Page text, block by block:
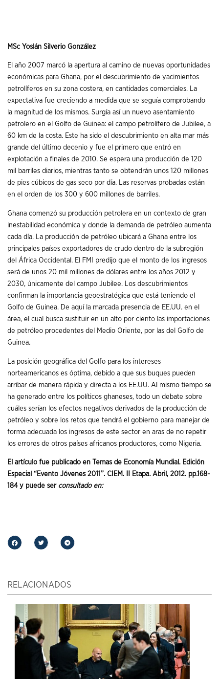
MSc Yoslán Silverio González
El año 2007 marcó la apertura al camino de nuevas oportunidades
económicas para Ghana, por el descubrimiento de yacimientos
petrolíferos en su zona costera, en cantidades comerciales. La
expectativa fue creciendo a medida que se seguía comprobando
la magnitud de los mismos. Surgía así un nuevo asentamiento
petrolero en el Golfo de Guinea: el campo petrolífero de Jubilee, a
60 km de la costa. Este ha sido el descubrimiento en alta mar más
grande del último decenio y fue el primero que entró en
explotación a finales de 2010. Se espera una producción de 120
mil barriles diarios, mientras tanto se obtendrán unos 120 millones
de pies cúbicos de gas seco por día. Las reservas probadas están
en el orden de los 300 y 600 millones de barriles.
Ghana comenzó su producción petrolera en un contexto de gran
inestabilidad económica y donde la demanda de petróleo aumenta
cada día. La producción de petróleo ubicará a Ghana entre los
principales países exportadores de crudo dentro de la subregión
del África Occidental. El FMI predijo que el monto de los ingresos
será de unos 20 mil millones de dólares entre los años 2012 y
2030, únicamente del campo Jubilee. Los descubrimientos
confirman la importancia geoestratégica que está teniendo el
Golfo de Guinea. De aquí la marcada presencia de EE.UU. en el
área, el cual busca sustituir en un alto por ciento las importaciones
de petróleo procedentes del Medio Oriente, por las del Golfo de
Guinea.
La posición geográfica del Golfo para los intereses
norteamericanos es óptima, debido a que sus buques pueden
arribar de manera rápida y directa a los EE.UU. Al mismo tiempo se
ha generado entre los políticos ghaneses, todo un debate sobre
cuáles serían los efectos negativos derivados de la producción de
petróleo y sobre los retos que tendrá el gobierno para manejar de
forma adecuada los ingresos de este sector en aras de no repetir
los errores de otros países africanos productores, como Nigeria.
El artículo fue publicado en Temas de Economía Mundial. Edición
Especial “Evento Jóvenes 2011”. CIEM. II Etapa. Abril, 2012. pp.168-
184 y puede ser consultado en:
RELACIONADOS